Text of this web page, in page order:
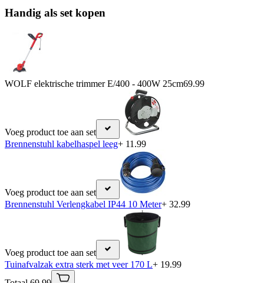
Handig als set kopen
WOLF elektrische trimmer E/400 - 400W 25cm69.99
Voeg product toe aan set
Brennenstuhl kabelhaspel leeg+ 11.99
Voeg product toe aan set
Brennenstuhl Verlengkabel IP44 10 Meter+ 32.99
Voeg product toe aan set
Tuinafvalzak extra sterk met veer 170 L+ 19.99